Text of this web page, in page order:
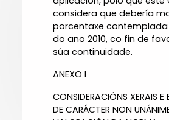
considera que debería
porcentaxe contemplada
do ano 2010, co fin de
súa continuidade.
ANEXO I
CONSIDERACIÓNS XERAIS E
DE CARÁCTER NON